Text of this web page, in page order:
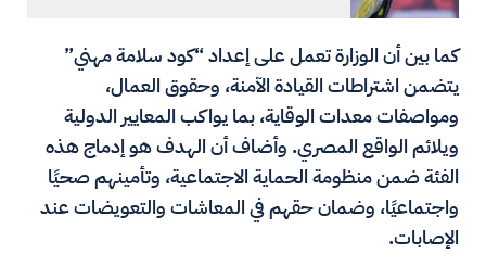
كما بين أن الوزارة تعمل على إعداد “كود سلامة مهني”
يتضمن اشتراطات القيادة الآمنة، وحقوق العمال،
ومواصفات معدات الوقاية، بما يواكب المعايير الدولية
ويلائم الواقع المصري. وأضاف أن الهدف هو إدماج هذه
الفئة ضمن منظومة الحماية الاجتماعية، وتأمينهم صحيًا
واجتماعيًا، وضمان حقهم في المعاشات والتعويضات عند
الإصابات.